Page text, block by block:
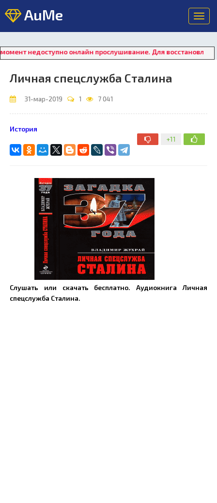
AuMe
онлайн прослушивание. Для восстановления
Личная спецслужба Сталина
31-мар-2019 1 7 041
+11
История
Слушать или скачать бесплатно. Аудиокнига Личная
спецслужба Сталина.